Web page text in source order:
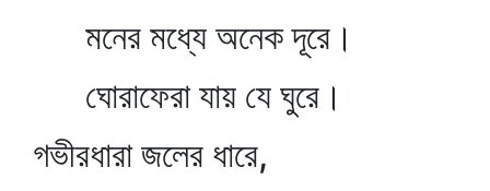
মনের মধ্যে অনেক দূরে।
ঘোরাফেরা যায় যে ঘুরে।
গভীরধারা জলের ধারে,